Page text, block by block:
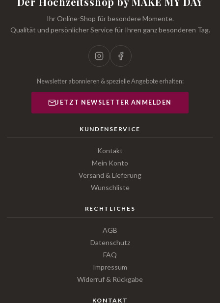
Ihr Online-Shop für besondere Momente.
Qualität und persönlicher Service für Ihren ganz besonderen Tag.
Newsletter abonnieren & spezielle Angebote erhalten:
JETZT NEWSLETTER ANMELDEN
KUNDENSERVICE
Kontakt
Mein Konto
Versand & Lieferung
Wunschliste
RECHTLICHES
AGB
Datenschutz
FAQ
Impressum
Widerruf & Rückgabe
KONTAKT